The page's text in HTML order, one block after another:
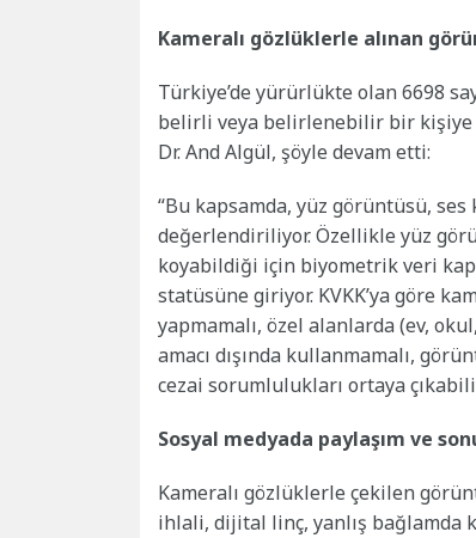
Kameralı gözlüklerle alınan
Türkiye’de yürürlükte olan 6698
belirli veya belirlenebilir bir kişiye
Dr. And Algül, şöyle devam etti:
“Bu kapsamda, yüz görüntüsü,
değerlendiriliyor. Özellikle yüz
koyabildiği için biyometrik veri
statüsüne giriyor. KVKK’ya göre
yapmamalı, özel alanlarda (ev,
amacı dışında kullanmamalı,
cezai sorumlulukları ortaya
Sosyal medyada paylaşım ve
Kameralı gözlüklerle çekilen
ihlali, dijital linç, yanlış